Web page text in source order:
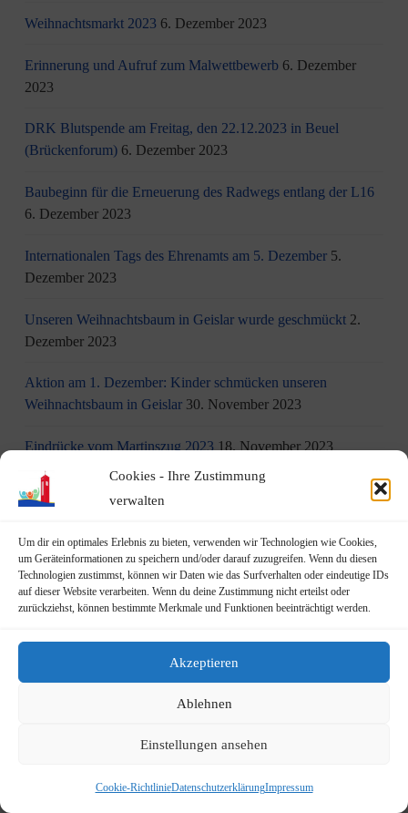
Cookies - Ihre Zustimmung
verwalten
Um dir ein optimales Erlebnis zu bieten, verwenden wir Technologien wie Cookies,
um Geräteinformationen zu speichern und/oder darauf zuzugreifen. Wenn du diesen
Technologien zustimmst, können wir Daten wie das Surfverhalten oder eindeutige IDs
auf dieser Website verarbeiten. Wenn du deine Zustimmung nicht erteilst oder
zurückziehst, können bestimmte Merkmale und Funktionen beeinträchtigt werden.
Akzeptieren
Ablehnen
Einstellungen ansehen
Cookie-RichtlinieDatenschutzerklärungImpressum
Weihnachtsmarkt 2023 6. Dezember 2023
Erinnerung und Aufruf zum Malwettbewerb 6. Dezember
2023
DRK Blutspende am Freitag, den 22.12.2023 in Beuel
(Brückenforum) 6. Dezember 2023
Baubeginn für die Erneuerung des Radwegs entlang der L16
6. Dezember 2023
Internationalen Tags des Ehrenamts am 5. Dezember 5.
Dezember 2023
Unseren Weihnachtsbaum in Geislar wurde geschmückt 2.
Dezember 2023
Aktion am 1. Dezember: Kinder schmücken unseren
Weihnachtsbaum in Geislar 30. November 2023
Eindrücke vom Martinszug 2023 18. November 2023
„Hubertusklause“ öffnet (endlich) wieder 12. November 2023
Neuer Standort der Jugendarbeit „op Jöck“ vom
JUgendZEntrum Haus Michael 9. November 2023
(Haus der Begegnung St. Peter Vilich)
3. November 2023
19.10.2023: Rundgang durch Geislar mit Vertretern der FDP